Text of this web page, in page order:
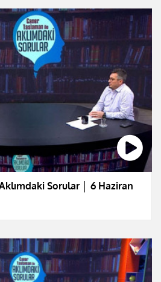
Sorular │ 6 Haziran